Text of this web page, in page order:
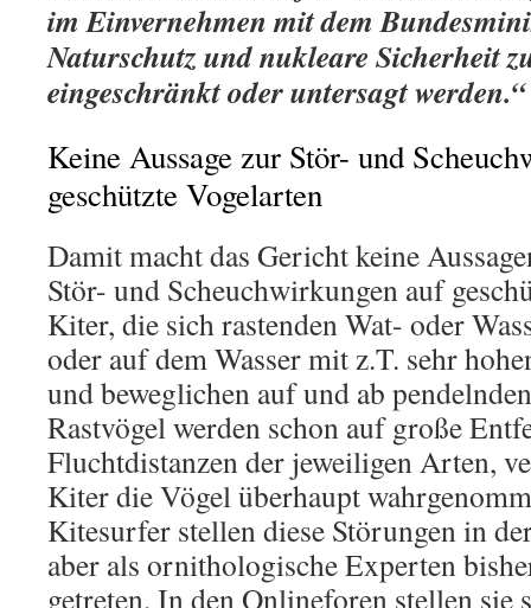
im Einvernehmen mit dem
Naturschutz und nukleare Sicherheit
eingeschränkt oder untersagt werden.“
Keine Aussage zur Stör- und
geschützte Vogelarten
Damit macht das Gericht keine
Stör- und Scheuchwirkungen auf
Kiter, die sich rastenden Wat- oder
oder auf dem Wasser mit z.T. sehr
und beweglichen auf und ab
Rastvögel werden schon auf große
Fluchtdistanzen der jeweiligen Arten,
Kiter die Vögel überhaupt
Kitesurfer stellen diese Störungen in
aber als ornithologische Experten
getreten. In den Onlineforen stellen sie